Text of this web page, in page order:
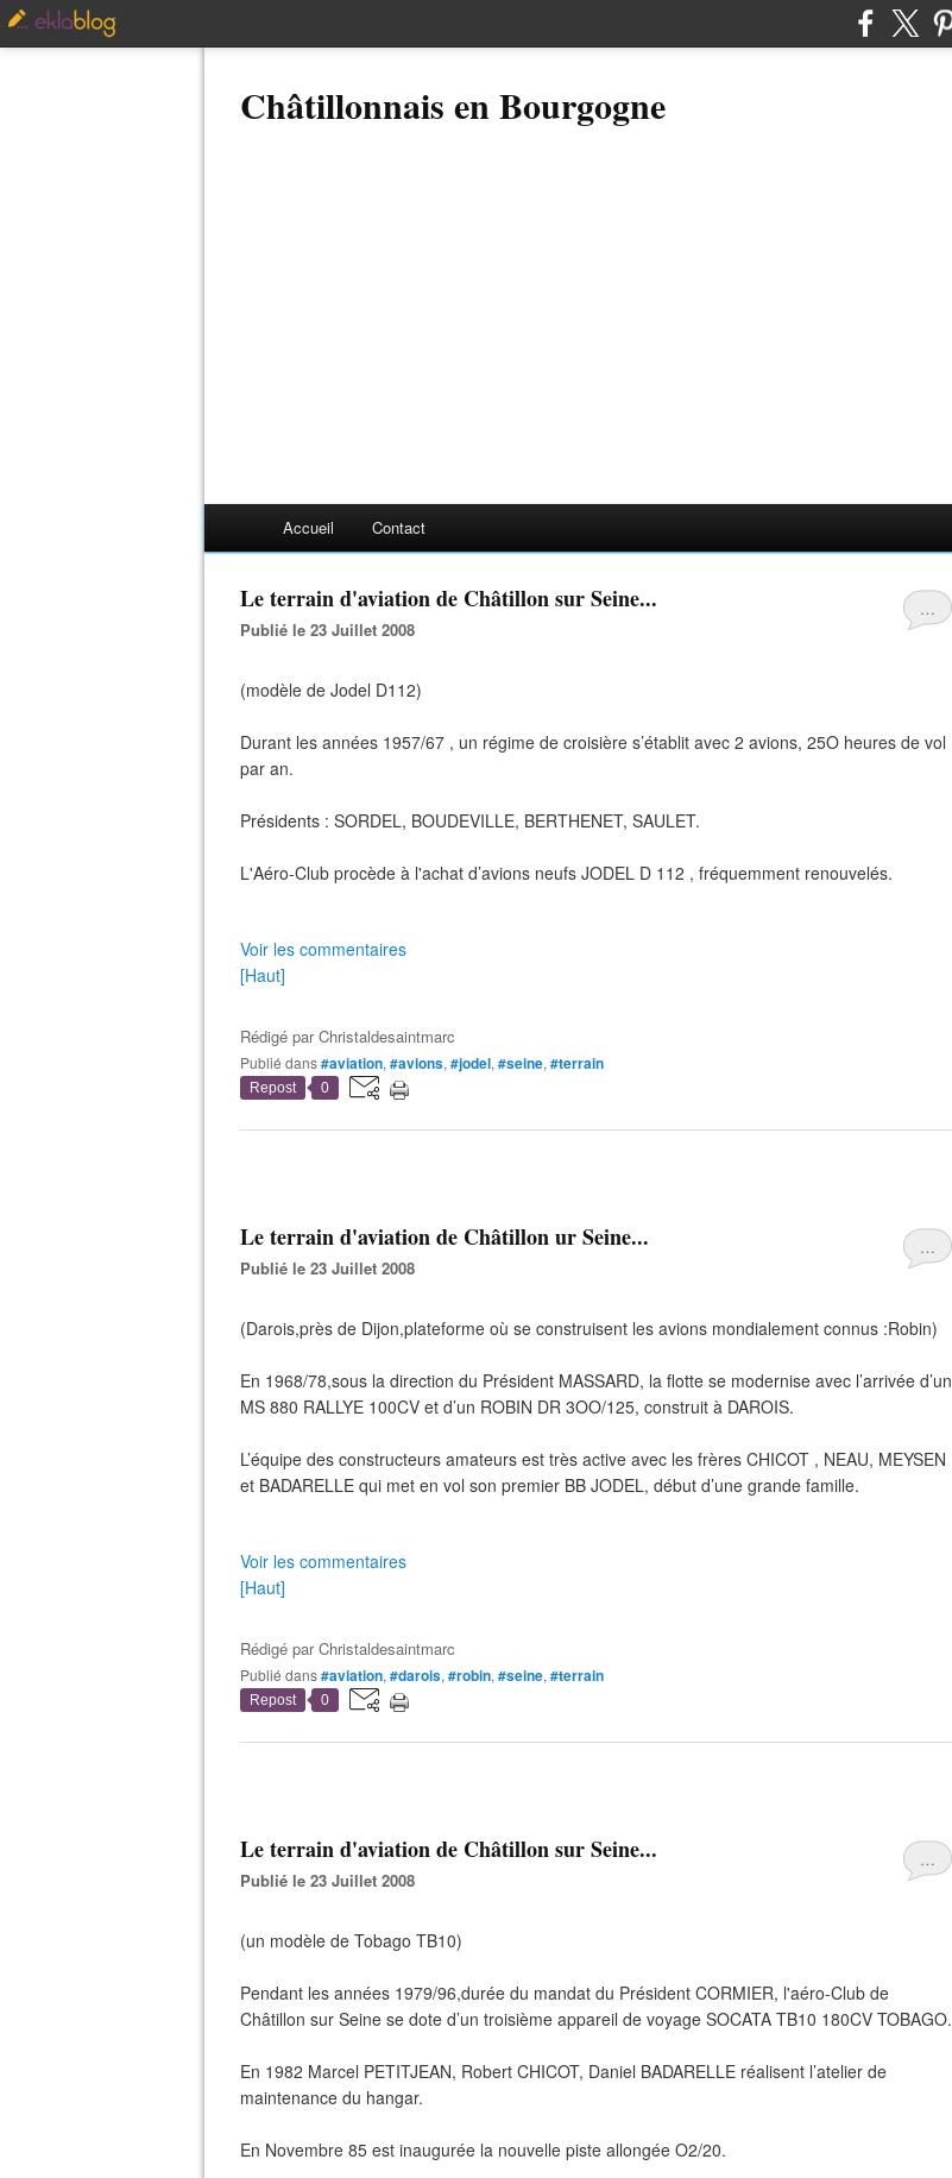
Châtillonnais en Bourgogne
Accueil Contact
…
Le terrain d'aviation de Châtillon sur Seine...
Publié le 23 Juillet 2008
(modèle de Jodel D112)
Durant les années 1957/67 , un régime de croisière s’établit avec 2 avions, 25O heures de vol
par an.
Présidents : SORDEL, BOUDEVILLE, BERTHENET, SAULET.
L'Aéro-Club procède à l'achat d’avions neufs JODEL D 112 , fréquemment renouvelés.
Voir les commentaires
[Haut]
Rédigé parChristaldesaintmarc
Publié dans#aviation, #avions, #jodel, #seine, #terrain
Repost 0
…
Le terrain d'aviation de Châtillon ur Seine...
Publié le 23 Juillet 2008
(Darois,près de Dijon,plateforme où se construisent les avions mondialement connus :Robin)
En 1968/78,sous la direction du Président MASSARD, la flotte se modernise avec l’arrivée d’un
MS 880 RALLYE 100CV et d’un ROBIN DR 3OO/125, construit à DAROIS.
L’équipe des constructeurs amateurs est très active avec les frères CHICOT , NEAU, MEYSEN
et BADARELLE qui met en vol son premier BB JODEL, début d’une grande famille.
Voir les commentaires
[Haut]
Rédigé parChristaldesaintmarc
Publié dans#aviation, #darois, #robin, #seine, #terrain
Repost 0
…
Le terrain d'aviation de Châtillon sur Seine...
Publié le 23 Juillet 2008
(un modèle de Tobago TB10)
Pendant les années 1979/96,durée du mandat du Président CORMIER, l'aéro-Club de
Châtillon sur Seine se dote d’un troisième appareil de voyage SOCATA TB10 180CV TOBAGO.
En 1982 Marcel PETITJEAN, Robert CHICOT, Daniel BADARELLE réalisent l’atelier de
maintenance du hangar.
En Novembre 85 est inaugurée la nouvelle piste allongée O2/20.